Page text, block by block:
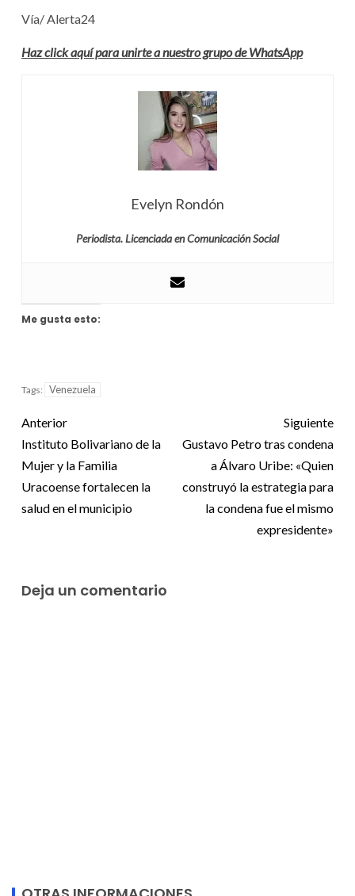
Vía/ Alerta24
Haz click aquí para unirte a nuestro grupo de WhatsApp
Evelyn Rondón
Periodista. Licenciada en Comunicación Social
Me gusta esto:
Tags: Venezuela
Anterior
Instituto Bolivariano de la
Mujer y la Familia
Uracoense fortalecen la
salud en el municipio
Siguiente
Gustavo Petro tras condena
a Álvaro Uribe: «Quien
construyó la estrategia para
la condena fue el mismo
expresidente»
Deja un comentario